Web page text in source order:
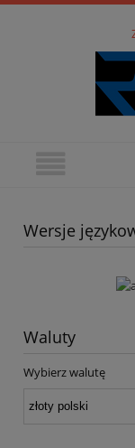
Wersje
Waluty
Wybierz walutę